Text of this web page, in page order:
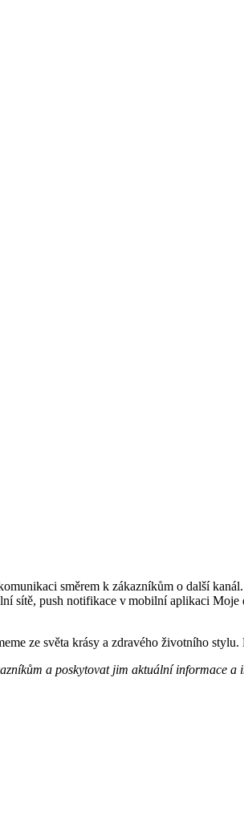
směrem k zákazníkům o další
sítě, push notifikace v mobilní aplikaci Moje
ze světa krásy a zdravého životního
a poskytovat jim aktuální informace